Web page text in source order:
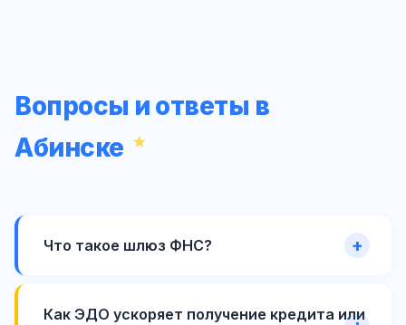
Вопросы и ответы в
Абинске
Что такое шлюз ФНС?
Как ЭДО ускоряет получение кредита или